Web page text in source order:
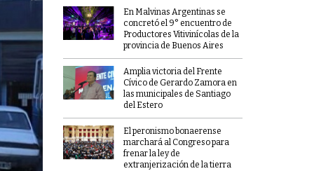
En Malvinas Argentinas se
concretó el 9° encuentro de
Productores Vitivinícolas de la
provincia de Buenos Aires
Amplia victoria del Frente
Cívico de Gerardo Zamora en
las municipales de Santiago
del Estero
El peronismo bonaerense
marchará al Congreso para
frenar la ley de
extranjerización de la tierra